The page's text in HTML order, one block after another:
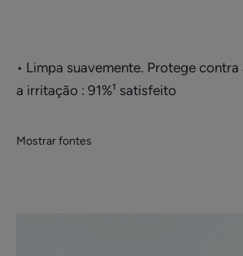
TEXTURA
• Limpa suavemente. Protege
a irritação : 91%¹ satisfeito
Mostrar fontes